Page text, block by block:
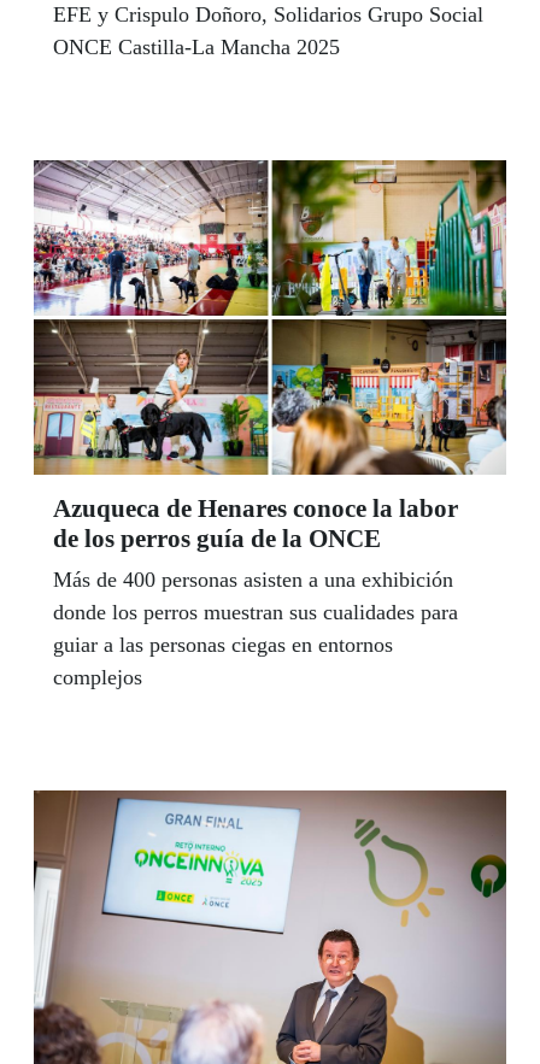
EFE y Crispulo Doñoro, Solidarios Grupo Social
ONCE Castilla-La Mancha 2025
Azuqueca de Henares conoce la labor
de los perros guía de la ONCE
Más de 400 personas asisten a una exhibición
donde los perros muestran sus cualidades para
guiar a las personas ciegas en entornos
complejos